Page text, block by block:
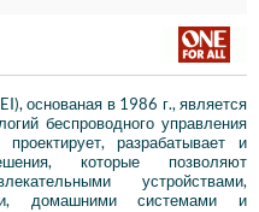
основаная в 1986 г., является
беспроводного управления
разрабатывает и
которые позволяют
устройствами,
домашними системами и